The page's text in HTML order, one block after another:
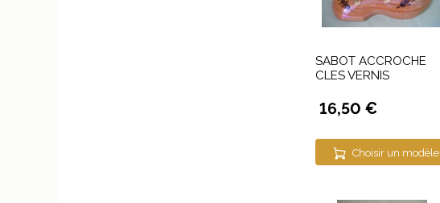
SABOT ACCROCHE
CLES VERNIS
16,50 €
Choisir un modèle